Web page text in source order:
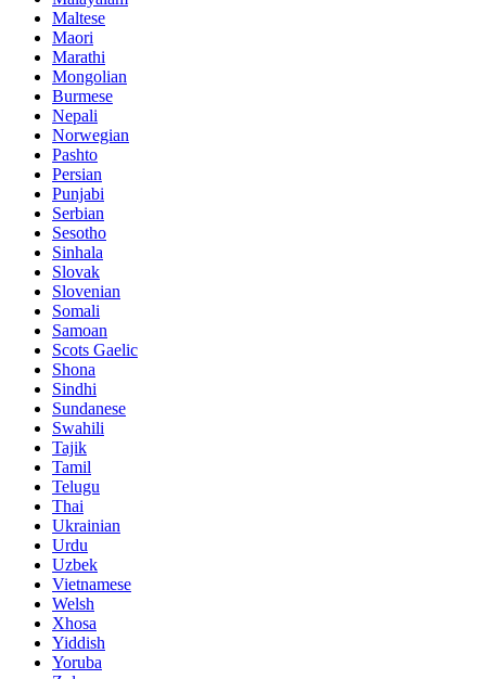
Maltese
Maori
Marathi
Mongolian
Burmese
Nepali
Norwegian
Pashto
Persian
Punjabi
Serbian
Sesotho
Sinhala
Slovak
Slovenian
Somali
Samoan
Scots Gaelic
Shona
Sindhi
Sundanese
Swahili
Tajik
Tamil
Telugu
Thai
Ukrainian
Urdu
Uzbek
Vietnamese
Welsh
Xhosa
Yiddish
Yoruba